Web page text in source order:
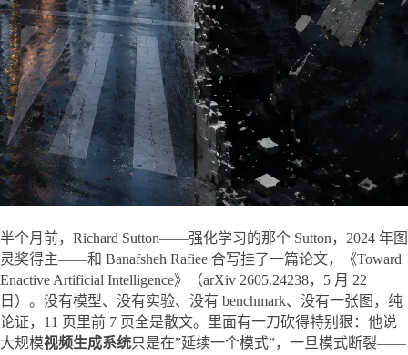
半个月前，Richard Sutton——强化学习的那个 Sutton，2024 年图
灵奖得主——和 Banafsheh Rafiee 合写挂了一篇论文，《Toward
Enactive Artificial Intelligence》（arXiv 2605.24238，5 月 22
日）。没有模型、没有实验、没有 benchmark、没有一张图，纯
论证，11 页里前 7 页全是散文。里面有一刀砍得特别狠：他说
大规模视频生成系统只是在”延续一个模式”，一旦模式断裂——